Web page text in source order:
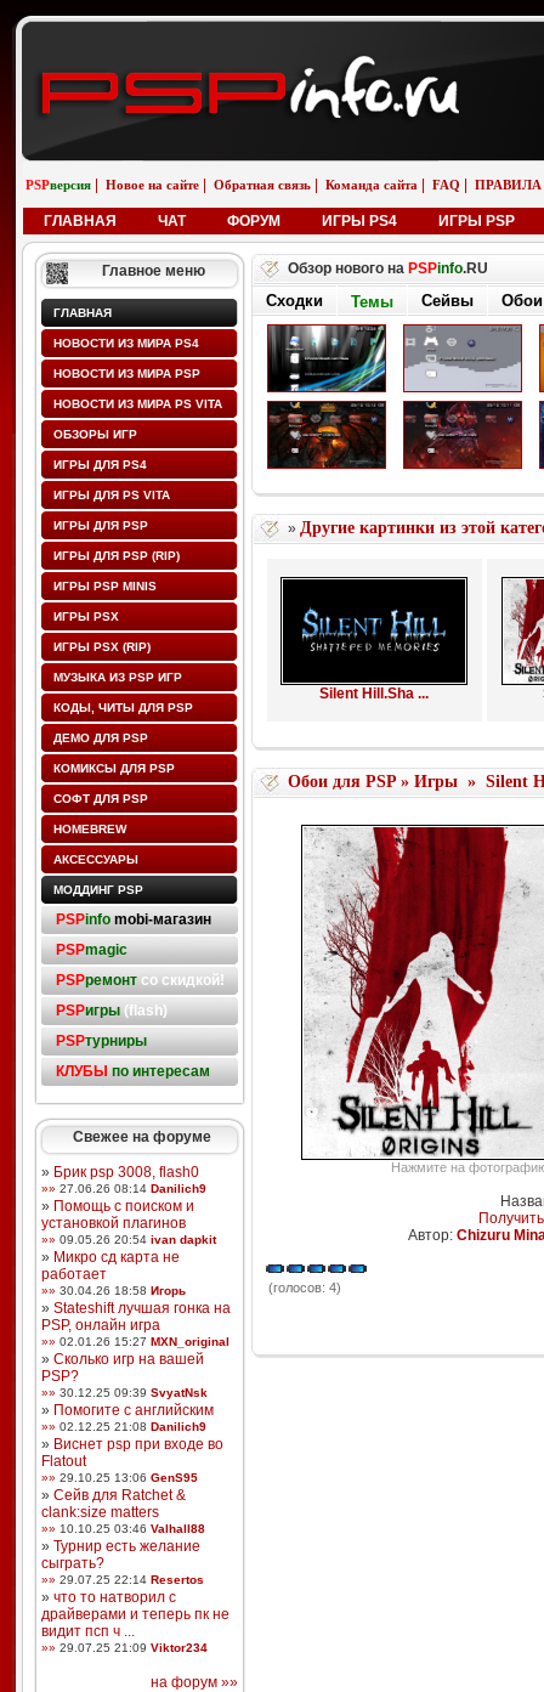
PSPверсия Новое на сайте Обратная связь Команда сайта FAQ ПРАВИЛА
ГЛАВНАЯ ЧАТ ФОРУМ ИГРЫ PS4 ИГРЫ PSP
Главное меню
ГЛАВНАЯ
НОВОСТИ ИЗ МИРА PS4
НОВОСТИ ИЗ МИРА PSP
НОВОСТИ ИЗ МИРА PS VITA
ОБЗОРЫ ИГР
ИГРЫ ДЛЯ PS4
ИГРЫ ДЛЯ PS VITA
ИГРЫ ДЛЯ PSP
ИГРЫ ДЛЯ PSP (RIP)
ИГРЫ PSP MINIS
ИГРЫ PSX
ИГРЫ PSX (RIP)
МУЗЫКА ИЗ PSP ИГР
КОДЫ, ЧИТЫ ДЛЯ PSP
ДЕМО ДЛЯ PSP
КОМИКСЫ ДЛЯ PSP
СОФТ ДЛЯ PSP
HOMEBREW
АКСЕССУАРЫ
МОДДИНГ PSP
PSPinfo mobi-магазин
PSPmagic
PSPремонтсо скидкой!
PSPигры(flash)
PSPтурниры
КЛУБЫ по интересам
Свежее на форуме
» Брик psp 3008, flash0
»» 27.06.26 08:14 Danilich9
» Помощь с поиском и
установкой плагинов
»» 09.05.26 20:54 ivan dapkit
» Микро сд карта не
работает
»» 30.04.26 18:58 Игорь
» Stateshift лучшая гонка на
PSP, онлайн игра
»» 02.01.26 15:27 MXN_original
» Сколько игр на вашей
PSP?
»» 30.12.25 09:39 SvyatNsk
» Помогите с английским
»» 02.12.25 21:08 Danilich9
» Виснет psp при входе во
Flatout
»» 29.10.25 13:06 GenS95
» Сейв для Ratchet &
clank:size matters
»» 10.10.25 03:46 Valhall88
» Турнир есть желание
сыграть?
»» 29.07.25 22:14 Resertos
» что то натворил с
драйверами и теперь пк не
видит псп ч ...
»» 29.07.25 21:09 Viktor234
на форум »»
Обзор нового на PSPinfo.RU
Сходки Темы Сейвы Обои
» Другие картинки из этой
Silent Hill.Sha ...
Обои для PSP» Игры» Silent
Нажмите на
Автор: Chizuru
(голосов: 4)